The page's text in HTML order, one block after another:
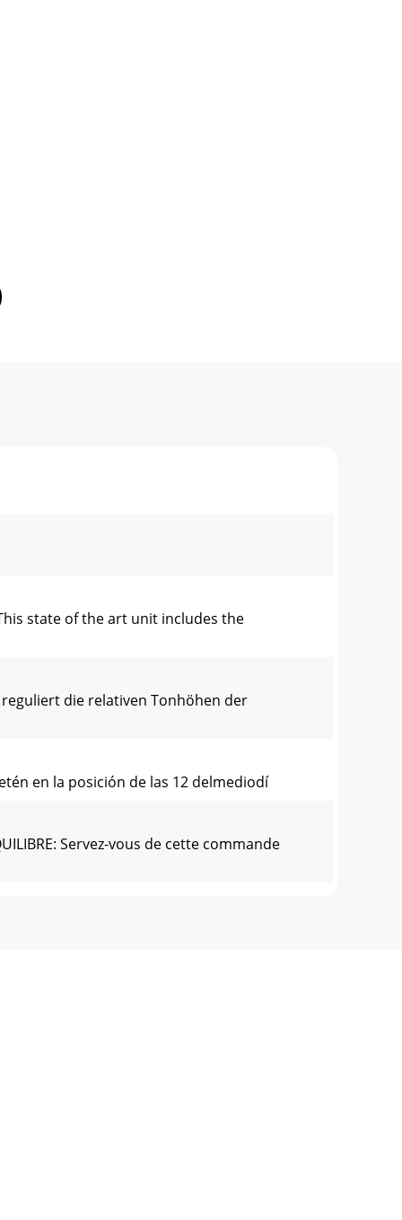
state of the art unit includes the
reguliert die relativen Tonhöhen der
en la posición de las 12 delmediodí
Servez-vous de cette commande